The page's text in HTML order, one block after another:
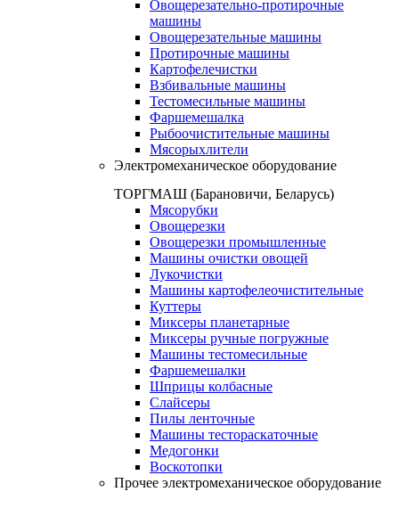
Овощерезательно-протирочные
машины
Овощерезательные машины
Протирочные машины
Картофелечистки
Взбивальные машины
Тестомесильные машины
Фаршемешалка
Рыбоочистительные машины
Мясорыхлители
Электромеханическое оборудование
ТОРГМАШ (Барановичи, Беларусь)
Мясорубки
Овощерезки
Овощерезки промышленные
Машины очистки овощей
Лукочистки
Машины картофелеочистительные
Куттеры
Миксеры планетарные
Миксеры ручные погружные
Машины тестомесильные
Фаршемешалки
Шприцы колбасные
Слайсеры
Пилы ленточные
Машины тестораскаточные
Медогонки
Воскотопки
Прочее электромеханическое оборудование